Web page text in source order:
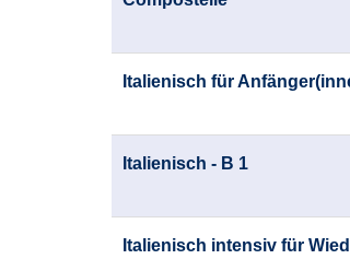
Italienisch für
Italienisch - B 1
Italienisch intensiv für